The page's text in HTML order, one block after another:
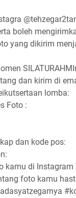
boleh
yang dikirim
dan kirim di
lomba:
Foto :
dan kode pos:
kamu di
foto kamu